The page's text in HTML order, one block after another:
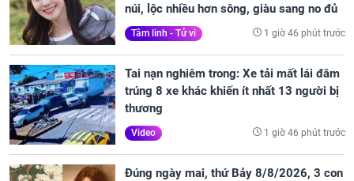
núi, lộc nhiều hơn sông, giàu sang no đủ
Tâm linh - Tử vi 1 giờ 46 phút trước
Tai nạn nghiêm trong: Xe tải mất lái đâm
trúng 8 xe khác khiến ít nhất 13 người bị
thương
Video 1 giờ 46 phút trước
Đúng ngày mai, thứ Bảy 8/8/2026, 3 con